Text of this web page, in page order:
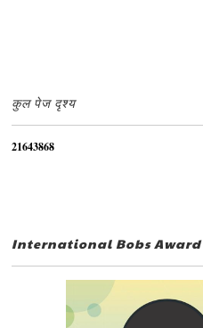
कुल पेज दृश्य
21643868
International Bobs Award